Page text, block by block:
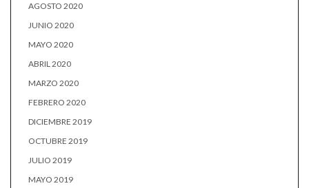
AGOSTO 2020
JUNIO 2020
MAYO 2020
ABRIL 2020
MARZO 2020
FEBRERO 2020
DICIEMBRE 2019
OCTUBRE 2019
JULIO 2019
MAYO 2019